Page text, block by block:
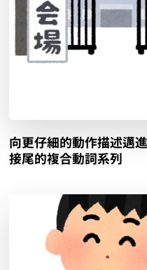
向更仔細的動作描述邁
接尾的複合動詞系列